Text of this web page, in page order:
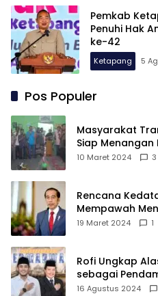
Pemkab
Penuhi Hak
ke-42
Ketapang 5
Pos Populer
Masyarakat
Siap Menangan
Kubu Raya
10 Maret 2024 3
Rencana
Mempawah
Sebabnya?
19 Maret 2024 1
Rofi Ungkap
sebagai
16 Agustus 2024